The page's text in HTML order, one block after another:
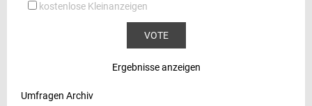
kostenlose Kleinanzeigen
Ergebnisse anzeigen
Umfragen Archiv